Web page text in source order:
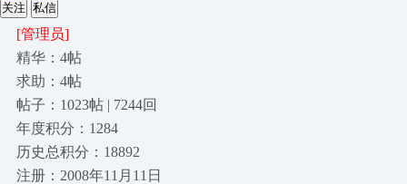
关注 私信
[管理员]
精华：4帖
求助：4帖
帖子：1023帖 | 7244回
年度积分：1284
历史总积分：18892
注册：2008年11月11日